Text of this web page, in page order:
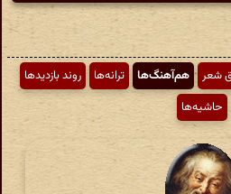
شعر هم‌آهنگ‌ها ترانه‌ها
روند بازدیدها
حاشیه‌ها